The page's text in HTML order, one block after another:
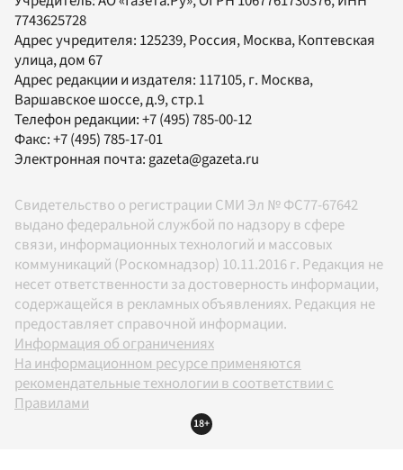
7743625728
Адрес учредителя: 125239, Россия, Москва, Коптевская
улица, дом 67
Адрес редакции и издателя: 117105, г. Москва,
Варшавское шоссе, д.9, стр.1
Телефон редакции:+7 (495) 785-00-12
Факс:+7 (495) 785-17-01
Электронная почта: gazeta@gazeta.ru
Свидетельство о регистрации СМИ Эл № ФС77-67642
выдано федеральной службой по надзору в сфере
связи, информационных технологий и массовых
коммуникаций (Роскомнадзор) 10.11.2016 г. Редакция не
несет ответственности за достоверность информации,
содержащейся в рекламных объявлениях. Редакция не
предоставляет справочной информации.
Информация об ограничениях
На информационном ресурсе применяются
рекомендательные технологии в соответствии с
Правилами
18+